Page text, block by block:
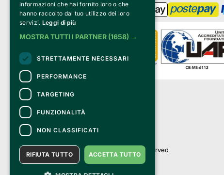
Bemils Srl
Via Fosse Ardeatine, 4 -20092 Cinisello
PI 05589050961
© 2010-2025 Bemils Srl - All rights reserved
informazioni che hai fornito loro o che
hanno raccolto dal tuo utilizzo dei loro
servizi. Leggi di più
MOSTRA TUTTI I PARTNER (1658) →
STRETTAMENTE NECESSARI
PERFORMANCE
TARGETING
FUNZIONALITÀ
NON CLASSIFICATI
ACCETTA TUTTO
RIFIUTA TUTTO